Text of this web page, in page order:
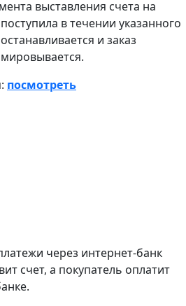
выставления счета на
в течении указанного
и заказ
посмотреть
через интернет-банк
счет, а покупатель оплатит